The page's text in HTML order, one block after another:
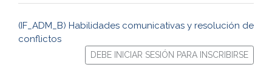
(IF_ADM_B) Habilidades comunicativas y resolución de
conflictos
DEBE INICIAR SESIÓN PARA INSCRIBIRSE